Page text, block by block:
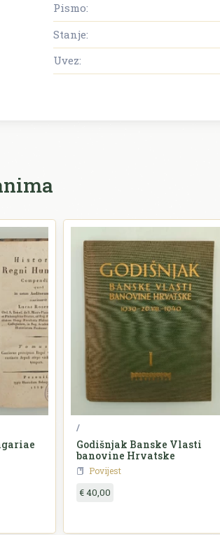
Pismo:
Stanje:
Uvez:
/
Godišnjak Banske Vlasti
banovine Hrvatske
Povijest
€ 40,00